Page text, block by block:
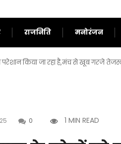
राजनिति मनोरंजन
किया जा रहा है,मंच से खूब गरजे
0 1 MIN READ